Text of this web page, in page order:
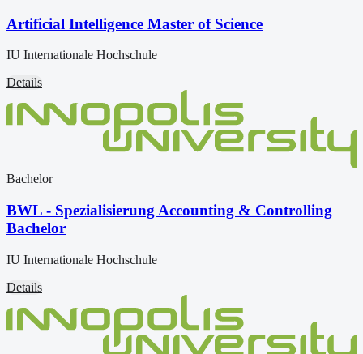
Artificial Intelligence Master of Science
IU Internationale Hochschule
Details
Bachelor
BWL - Spezialisierung Accounting & Controlling
Bachelor
IU Internationale Hochschule
Details